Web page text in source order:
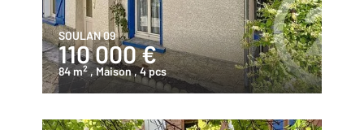
SOULAN 09
110 000 €
84 m2 , Maison , 4 pcs